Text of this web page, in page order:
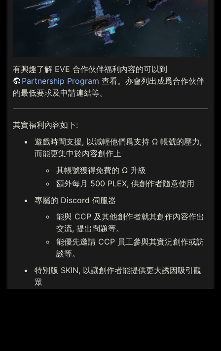
有興趣了解 EVE 合作伙伴福利內容的可以到
Partnership Program 查看。亦會列出成爲合作伙伴
的最低要求及申請連結等。
其實福利內容如下:
遊戲時間支援, 以減輕他們爲支持 Ω 帳號的壓力,
而能更集中於內容創作上
其帳號獲得免費的 Ω 升級
額外每月 500 PLEX, 供創作者隨意使用
專屬的 Discord 伺服器
能與 CCP 及其他創作者就其創作內容作出
交流, 提出問題等。
能優先邀請 CCP 員工參與其實況創作或訪
談等。
特別版 SKIN, 以讓創作者能提供更大誘因吸引觀
眾